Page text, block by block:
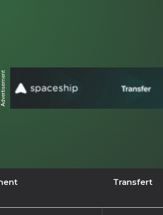
Advertisement
Transfert